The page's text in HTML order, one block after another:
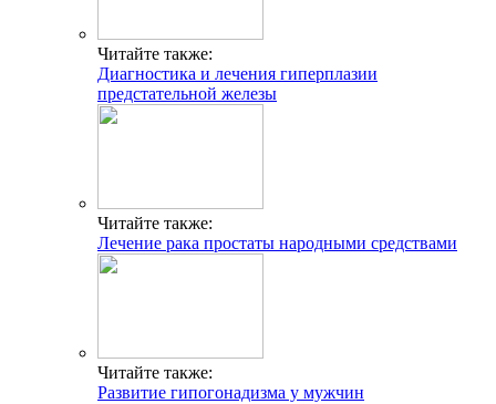
Читайте также:
Диагностика и лечения гиперплазии
предстательной железы
Читайте также:
Лечение рака простаты народными средствами
Читайте также:
Развитие гипогонадизма у мужчин